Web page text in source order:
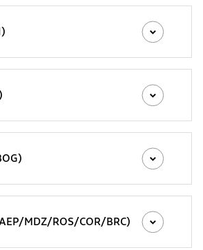
MDZ/ROS/COR/BRC)